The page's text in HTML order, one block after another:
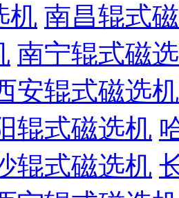
机 南昌辊式
南宁辊式磁
安辊式磁选机
辊式磁选机
辊式磁选机